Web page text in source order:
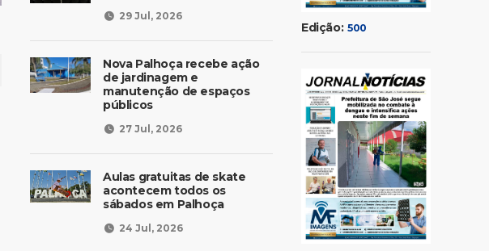
29 Jul, 2026
Nova Palhoça recebe ação
de jardinagem e
manutenção de espaços
públicos
27 Jul, 2026
Aulas gratuitas de skate
acontecem todos os
sábados em Palhoça
24 Jul, 2026
Edição: 500